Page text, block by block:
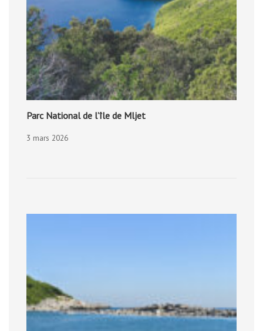
Parc National de l’île de Mljet
3 mars 2026